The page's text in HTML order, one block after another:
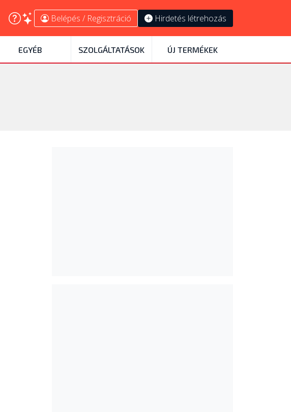
Belépés / Regisztráció Hirdetés létrehozás
EGYÉB SZOLGÁLTATÁSOK ÚJ TERMÉKEK